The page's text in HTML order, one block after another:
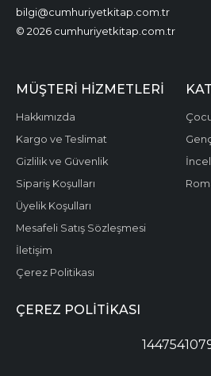
bilgi@cumhuriyetkitap.com.tr
© 2026 cumhuriyetkitap.com.tr
MÜŞTERI HIZMETLERI
Hakkımızda
Kargo ve Teslimat
Gizlilik ve Güvenlik
Sipariş Koşulları
Üyelik Koşulları
Mesafeli Satış Sözleşmesi
İletişim
Çerez Politikası
ÇEREZ POLITIKASI